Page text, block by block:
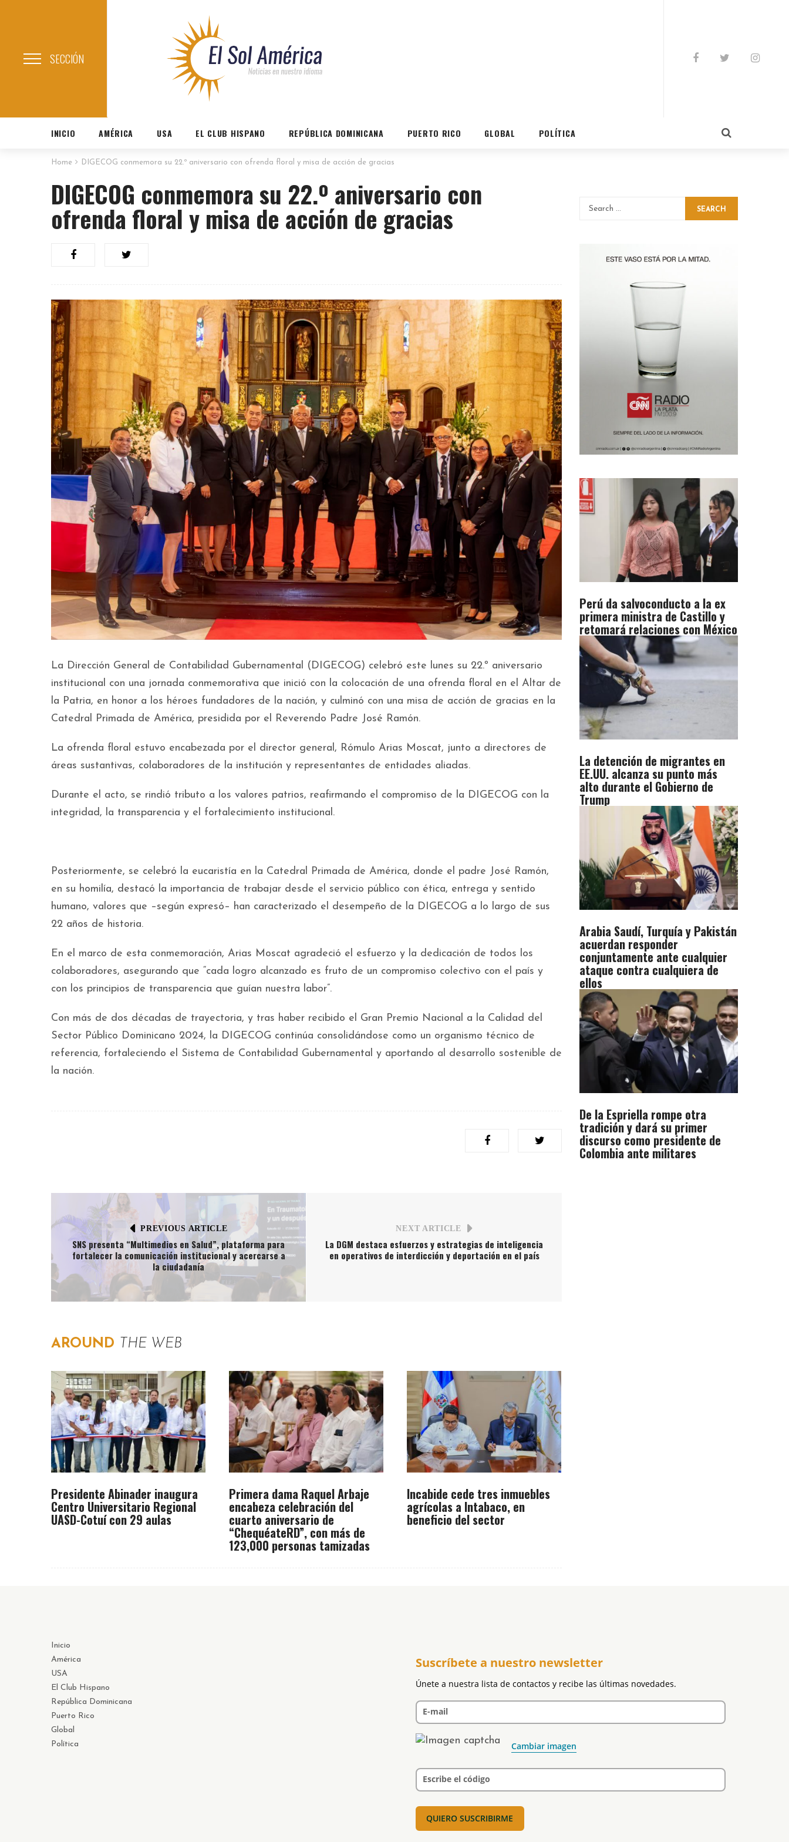
SECCIÓN
INICIO AMÉRICA USA EL CLUB HISPANO REPÚBLICA DOMINICANA PUERTO RICO GLOBAL POLÍTICA
Home DIGECOG conmemora su 22.º aniversario con ofrenda floral y misa de acción de gracias
DIGECOG conmemora su 22.º aniversario con
ofrenda floral y misa de acción de gracias
La Dirección General de Contabilidad Gubernamental (DIGECOG) celebró este lunes su 22.º aniversario
institucional con una jornada conmemorativa que inició con la colocación de una ofrenda floral en el Altar de
la Patria, en honor a los héroes fundadores de la nación, y culminó con una misa de acción de gracias en la
Catedral Primada de América, presidida por el Reverendo Padre José Ramón.
La ofrenda floral estuvo encabezada por el director general, Rómulo Arias Moscat, junto a directores de
áreas sustantivas, colaboradores de la institución y representantes de entidades aliadas.
Durante el acto, se rindió tributo a los valores patrios, reafirmando el compromiso de la DIGECOG con la
integridad, la transparencia y el fortalecimiento institucional.
Posteriormente, se celebró la eucaristía en la Catedral Primada de América, donde el padre José Ramón,
en su homilía, destacó la importancia de trabajar desde el servicio público con ética, entrega y sentido
humano, valores que –según expresó– han caracterizado el desempeño de la DIGECOG a lo largo de sus
22 años de historia.
En el marco de esta conmemoración, Arias Moscat agradeció el esfuerzo y la dedicación de todos los
colaboradores, asegurando que “cada logro alcanzado es fruto de un compromiso colectivo con el país y
con los principios de transparencia que guían nuestra labor”.
Con más de dos décadas de trayectoria, y tras haber recibido el Gran Premio Nacional a la Calidad del
Sector Público Dominicano 2024, la DIGECOG continúa consolidándose como un organismo técnico de
referencia, fortaleciendo el Sistema de Contabilidad Gubernamental y aportando al desarrollo sostenible de
la nación.
PREVIOUS ARTICLE
SNS presenta “Multimedios en Salud”, plataforma para
fortalecer la comunicación institucional y acercarse a
la ciudadanía
NEXT ARTICLE
La DGM destaca esfuerzos y estrategias de inteligencia
en operativos de interdicción y deportación en el país
AROUND THE WEB
Presidente Abinader inaugura
Centro Universitario Regional
UASD-Cotuí con 29 aulas
Primera dama Raquel Arbaje
encabeza celebración del
cuarto aniversario de
“ChequéateRD”, con más de
123,000 personas tamizadas
Incabide cede tres inmuebles
agrícolas a Intabaco, en
beneficio del sector
SEARCH
Perú da salvoconducto a la ex
primera ministra de Castillo y
retomará relaciones con México
La detención de migrantes en
EE.UU. alcanza su punto más
alto durante el Gobierno de
Trump
Arabia Saudí, Turquía y Pakistán
acuerdan responder
conjuntamente ante cualquier
ataque contra cualquiera de
ellos
De la Espriella rompe otra
tradición y dará su primer
discurso como presidente de
Colombia ante militares
Inicio
América
USA
El Club Hispano
República Dominicana
Puerto Rico
Global
Política
Suscríbete a nuestro newsletter
Únete a nuestra lista de contactos y recibe las últimas novedades.
E-mail
Cambiar imagen
Escribe el código